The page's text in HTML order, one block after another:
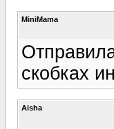
MiniMama
скобках
Aisha